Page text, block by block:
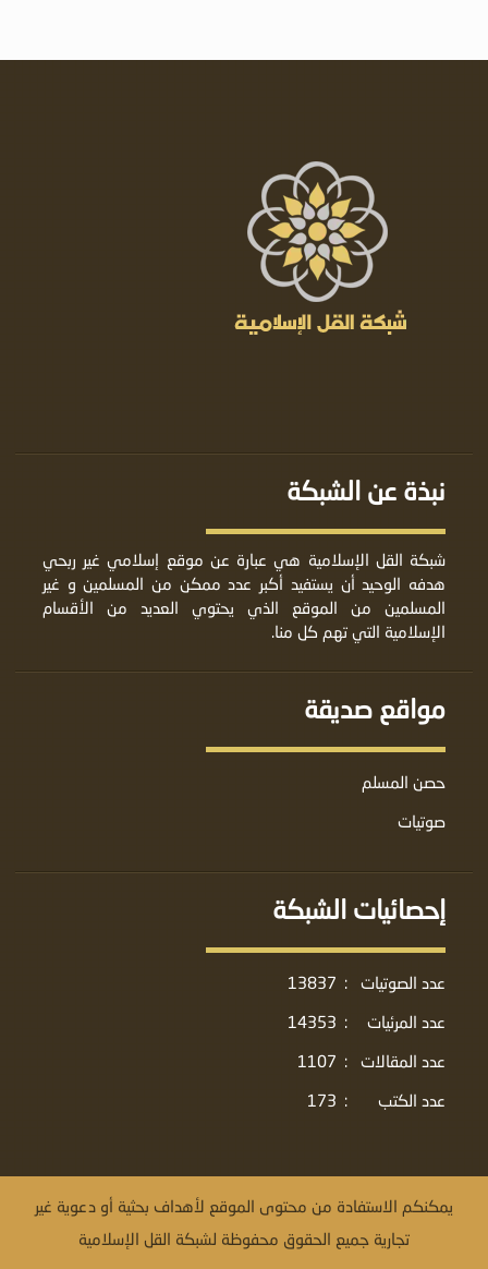
نبذة عن الشبكة
شبكة القل الإسلامية هي عبارة عن موقع إسلامي غير ربحي
هدفه الوحيد أن يستفيد أكبر عدد ممكن من المسلمين و غير
المسلمين من الموقع الذي يحتوي العديد من الأقسام
الإسلامية التي تهم كل منا.
مواقع صديقة
حصن المسلم
صوتيات
إحصائيات الشبكة
عدد الصوتيات :
13837
عدد المرئيات
:
14353
عدد المقالات
:
1107
عدد الكتب
:
173
يمكنكم الاستفادة من محتوى الموقع لأهداف بحثية أو دعوية غير
تجارية جميع الحقوق محفوظة لشبكة القل الإسلامية